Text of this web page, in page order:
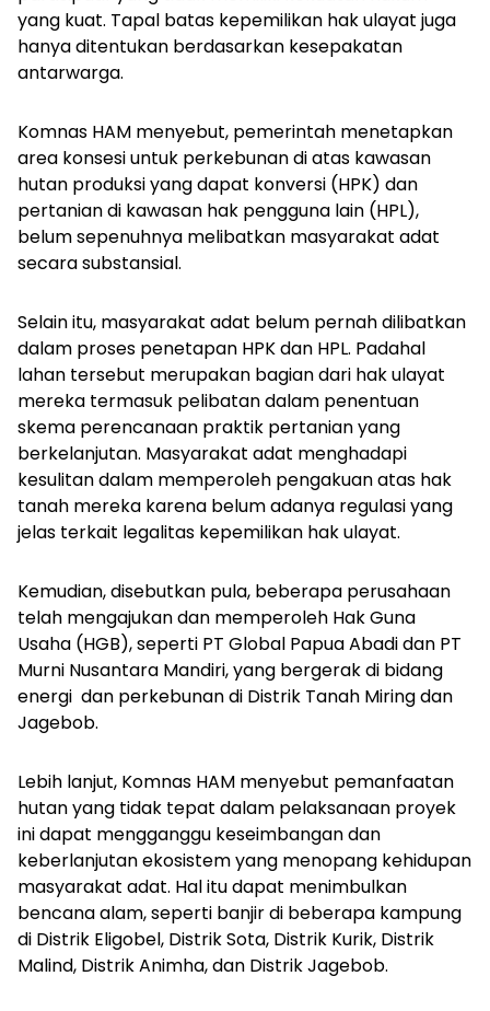
yang kuat. Tapal batas kepemilikan hak ulayat juga
hanya ditentukan berdasarkan kesepakatan
antarwarga.
Komnas HAM menyebut, pemerintah menetapkan
area konsesi untuk perkebunan di atas kawasan
hutan produksi yang dapat konversi (HPK) dan
pertanian di kawasan hak pengguna lain (HPL),
belum sepenuhnya melibatkan masyarakat adat
secara substansial.
Selain itu, masyarakat adat belum pernah dilibatkan
dalam proses penetapan HPK dan HPL. Padahal
lahan tersebut merupakan bagian dari hak ulayat
mereka termasuk pelibatan dalam penentuan
skema perencanaan praktik pertanian yang
berkelanjutan. Masyarakat adat menghadapi
kesulitan dalam memperoleh pengakuan atas hak
tanah mereka karena belum adanya regulasi yang
jelas terkait legalitas kepemilikan hak ulayat.
Kemudian, disebutkan pula, beberapa perusahaan
telah mengajukan dan memperoleh Hak Guna
Usaha (HGB), seperti PT Global Papua Abadi dan PT
Murni Nusantara Mandiri, yang bergerak di bidang
energi dan perkebunan di Distrik Tanah Miring dan
Jagebob.
Lebih lanjut, Komnas HAM menyebut pemanfaatan
hutan yang tidak tepat dalam pelaksanaan proyek
ini dapat mengganggu keseimbangan dan
keberlanjutan ekosistem yang menopang kehidupan
masyarakat adat. Hal itu dapat menimbulkan
bencana alam, seperti banjir di beberapa kampung
di Distrik Eligobel, Distrik Sota, Distrik Kurik, Distrik
Malind, Distrik Animha, dan Distrik Jagebob.